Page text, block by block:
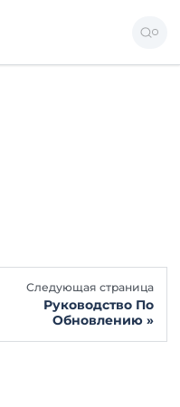
Следующая страница
Руководство По
Обновлению